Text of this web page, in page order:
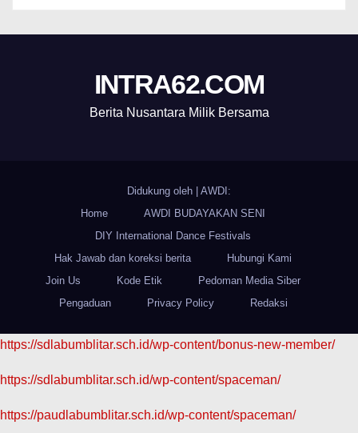
INTRA62.COM
Berita Nusantara Milik Bersama
Didukung oleh
AWDI:
Home
AWDI BUDAYAKAN SENI
DIY International Dance Festivals
Hak Jawab dan koreksi berita
Hubungi Kami
Join Us
Kode Etik
Pedoman Media Siber
Pengaduan
Privacy Policy Redaksi
https://sdlabumblitar.sch.id/wp-content/bonus-new-member/
https://sdlabumblitar.sch.id/wp-content/spaceman/
https://paudlabumblitar.sch.id/wp-content/spaceman/